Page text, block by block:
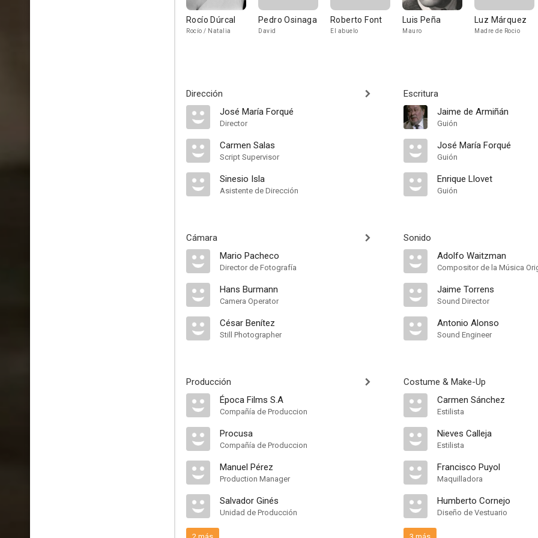
Rocío Dúrcal
Rocío / Natalia
Pedro Osinaga
David
Roberto Font
El abuelo
Luis Peña
Mauro
Luz Márquez
Madre de Rocio
Dirección
José María Forqué
Director
Carmen Salas
Script Supervisor
Sinesio Isla
Asistente de Dirección
Cámara
Mario Pacheco
Director de Fotografía
Hans Burmann
Camera Operator
César Benítez
Still Photographer
Producción
Época Films S.A
Compañía de Produccion
Procusa
Compañía de Produccion
Manuel Pérez
Production Manager
Salvador Ginés
Unidad de Producción
Escritura
Jaime de Armiñán
Guión
José María Forqué
Guión
Enrique Llovet
Guión
Sonido
Adolfo Waitzman
Jaime Torrens
Sound Director
Antonio Alonso
Sound Engineer
Costume & Make-Up
Carmen Sánchez
Estilista
Nieves Calleja
Estilista
Francisco Puyol
Maquilladora
Humberto Cornejo
Diseño de Vestuario